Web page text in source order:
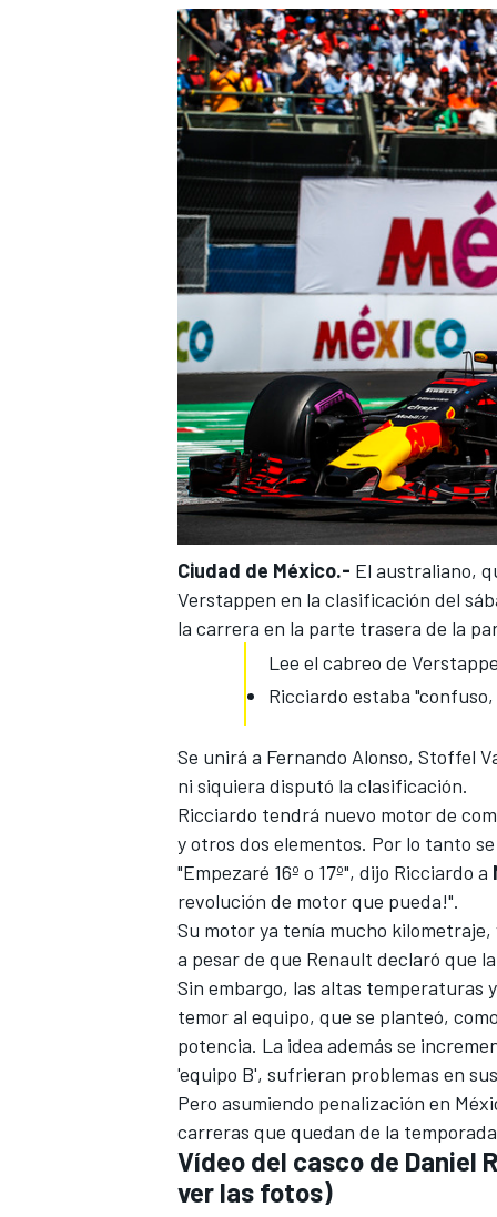
MÁS CATEGORÍAS
Ciudad de México.- El australiano,
Verstappen en la clasificación del
la carrera en la parte trasera de la
Lee el cabreo de
Ricciardo estaba
Se unirá a Fernando Alonso, Stoffel
ni siquiera disputó la clasificación.
Ricciardo tendrá nuevo motor de
y otros dos elementos. Por lo tanto
"Empezaré 16º o 17º", dijo Ricciardo a
revolución de motor que pueda!".
Su motor ya tenía mucho
a pesar de que Renault declaró que
Sin embargo, las altas temperaturas
temor al equipo, que se planteó,
potencia. La idea además se
'equipo B', sufrieran problemas en
Pero asumiendo penalización en
carreras que quedan de la temporada
Vídeo del casco de Daniel
ver las fotos)